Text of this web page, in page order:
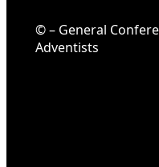
© – General
Adventists